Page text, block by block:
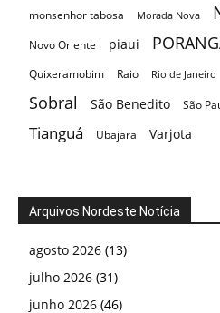
monsenhor tabosa Morada Nova
Novo Oriente piaui
Quixeramobim
Raio Rio de Janeiro
Sobral São Benedito São
Tianguá Ubajara Varjota
Arquivos Nordeste Notícia
agosto 2026 (13)
julho 2026 (31)
junho 2026 (46)